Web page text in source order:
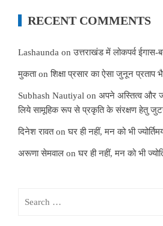
RECENT COMMENTS
Lashaunda onउत्तराखंड में लोकपर्व ईगास-
मुकताonशिक्षा प्रसार का ऐसा जुनून प्रताप
Subhash Nautiyal on अपने अस्तित्व और
लिये सामूहिक रूप से प्रकृति के संरक्षण हेतु
दिनेश रावतonघर ही नहीं, मन को भी
अरूणा सेमवाल onघर ही नहीं, मन को भी